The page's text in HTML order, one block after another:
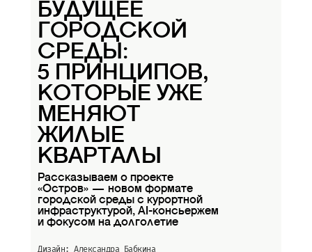
БУДУЩЕЕ
ГОРОДСКОЙ
СРЕДЫ:
5 ПРИНЦИПОВ,
КОТОРЫЕ УЖЕ
МЕНЯЮТ
ЖИЛЫЕ
КВАРТАЛЫ
Рассказываем о проекте
«Остров» — новом формате
городской среды с курортной
инфраструктурой, AI-консьержем
и фокусом на долголетие
Дизайн: Александра Бабкина